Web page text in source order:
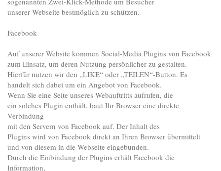
unserer Webseite bestmöglich zu schützen.
Facebook
Auf unserer Website kommen Social-Media Plugins von Facebook
zum Einsatz, um deren Nutzung persönlicher zu gestalten.
Hierfür nutzen wir den „LIKE“ oder „TEILEN“-Button. Es
handelt sich dabei um ein Angebot von Facebook.
Wenn Sie eine Seite unseres Webauftritts aufrufen, die
ein solches Plugin enthält, baut Ihr Browser eine direkte
Verbindung
mit den Servern von Facebook auf. Der Inhalt des
Plugins wird von Facebook direkt an Ihren Browser übermittelt
und von diesem in die Webseite eingebunden.
Durch die Einbindung der Plugins erhält Facebook die
Information,